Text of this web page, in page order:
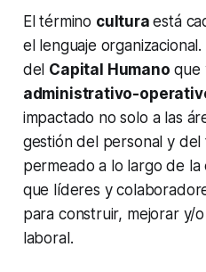
El término culturaestá
el lenguaje
del Capital Humano que
administrativo-
impactado no solo a las
gestión del personal y del
permeado a lo largo de la
que líderes y
para construir, mejorar y/
laboral.